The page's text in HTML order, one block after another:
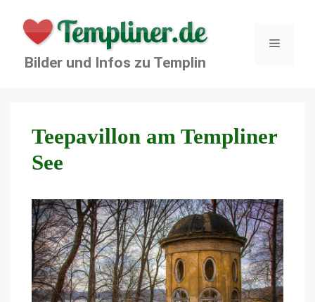
Inhalt
springen
Bilder und Infos zu Templin
Menü
Teepavillon am Templiner
See